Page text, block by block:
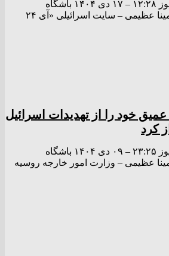
به گزارش کاوک نیوز ۱۲:۲۸ – ۱۷ دی ۱۴۰۴ باشگاه
خبرنگاران جوان؛ مینا عظیمی – سایت اسرائیلی «آی ۲۴
خود را از تهدیدات اسرائیل
کرد
به گزارش کاوک نیوز ۲۳:۲۵ – ۰۹ دی ۱۴۰۴ باشگاه
عظیمی – وزارت امور خارجه روسیه